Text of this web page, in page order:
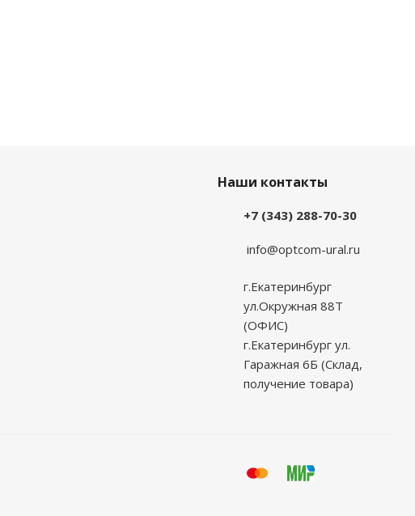
Наши контакты
+7 (343) 288-70-30
info@optcom-ural.ru
г.Екатеринбург
ул.Окружная 88Т
(ОФИС)
г.Екатеринбург ул.
Гаражная 6Б (Склад,
получение товара)